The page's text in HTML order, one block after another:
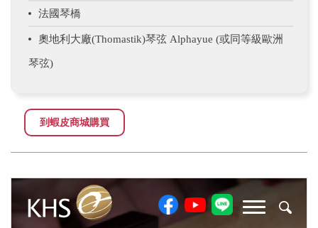
法國琴橋
奧地利大廠(Thomastik)琴弦 Alphayue (或同等級歐洲
琴弦)
到蝦皮商城購買